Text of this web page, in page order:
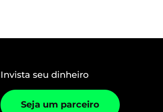
Invista seu dinheiro
Seja um parceiro